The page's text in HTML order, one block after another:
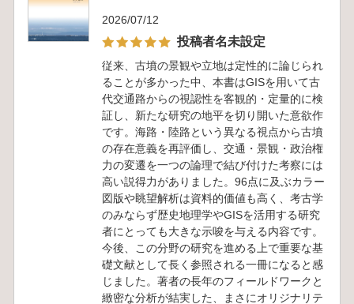
2026/07/12
投稿者名未設定
従来、古墳の景観や立地は定性的に論じられ
ることが多かった中、本書はGISを用いて古
代交通路からの視認性を客観的・定量的に検
証し、新たな研究の地平を切り開いた意欲作
です。海路・陸路という異なる視点から古墳
の存在意義を再評価し、交通・景観・政治権
力の変遷を一つの論理で結び付けた考察には
高い説得力がありました。96点に及ぶカラー
図版や眺望解析は資料的価値も高く、考古学
のみならず歴史地理学やGISを活用する研究
者にとっても大きな示唆を与える内容です。
今後、この分野の研究を進める上で重要な基
礎文献として長く参照される一冊になると感
じました。著者の長年のフィールドワークと
緻密な分析が結実した、まさにオリジナリテ